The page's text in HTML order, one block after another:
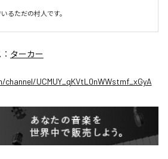
るただの村人です。
ターカー
UCMUY_qKVtL0nWWstmf_xGyA